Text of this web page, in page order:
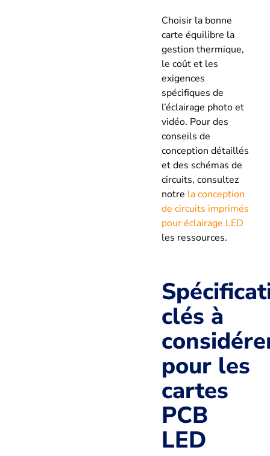
Choisir la bonne
carte équilibre la
gestion thermique,
le coût et les
exigences
spécifiques de
l’éclairage photo et
vidéo. Pour des
conseils de
conception détaillés
et des schémas de
circuits, consultez
notre la conception
de circuits imprimés
pour éclairage LED
les ressources.
clés à
pour les
cartes
PCB
LED